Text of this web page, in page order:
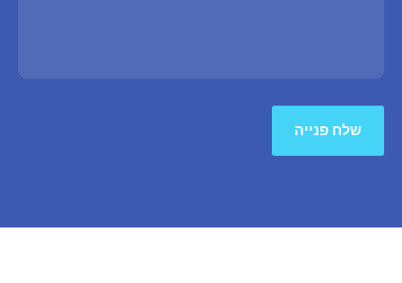
שלח פנייה